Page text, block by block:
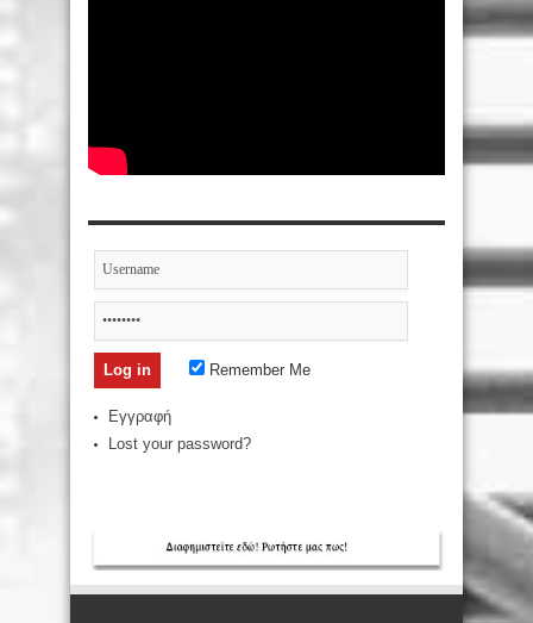
Remember Me
Εγγραφή
Lost your password?